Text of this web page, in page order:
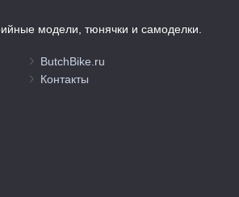
модели, тюнячки и самоделки.
ButchBike.ru
Контакты